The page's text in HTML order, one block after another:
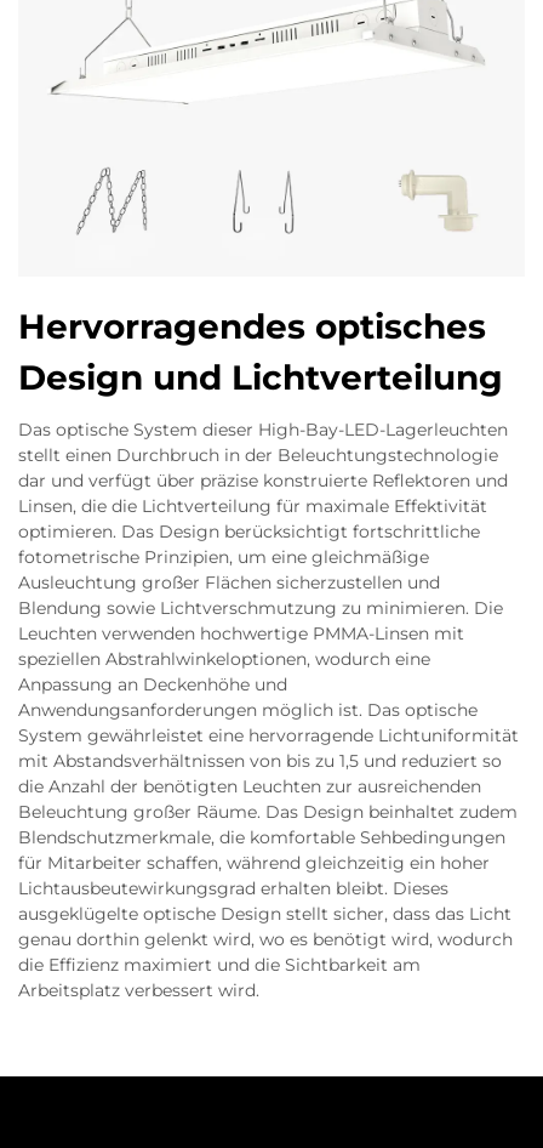
Hervorragendes optisches
Design und Lichtverteilung
Das optische System dieser High-Bay-LED-Lagerleuchten
stellt einen Durchbruch in der Beleuchtungstechnologie
dar und verfügt über präzise konstruierte Reflektoren und
Linsen, die die Lichtverteilung für maximale Effektivität
optimieren. Das Design berücksichtigt fortschrittliche
fotometrische Prinzipien, um eine gleichmäßige
Ausleuchtung großer Flächen sicherzustellen und
Blendung sowie Lichtverschmutzung zu minimieren. Die
Leuchten verwenden hochwertige PMMA-Linsen mit
speziellen Abstrahlwinkeloptionen, wodurch eine
Anpassung an Deckenhöhe und
Anwendungsanforderungen möglich ist. Das optische
System gewährleistet eine hervorragende Lichtuniformität
mit Abstandsverhältnissen von bis zu 1,5 und reduziert so
die Anzahl der benötigten Leuchten zur ausreichenden
Beleuchtung großer Räume. Das Design beinhaltet zudem
Blendschutzmerkmale, die komfortable Sehbedingungen
für Mitarbeiter schaffen, während gleichzeitig ein hoher
Lichtausbeutewirkungsgrad erhalten bleibt. Dieses
ausgeklügelte optische Design stellt sicher, dass das Licht
genau dorthin gelenkt wird, wo es benötigt wird, wodurch
die Effizienz maximiert und die Sichtbarkeit am
Arbeitsplatz verbessert wird.